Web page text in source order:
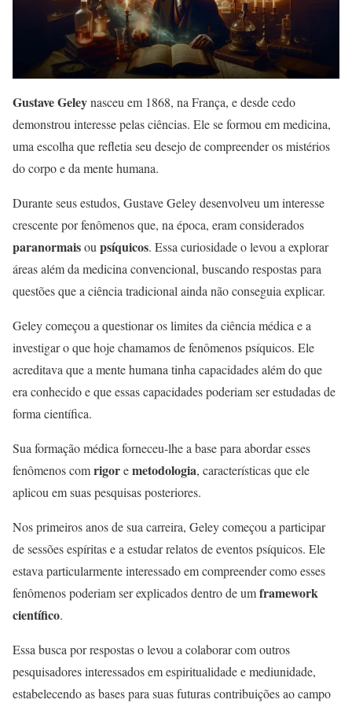
Gustave Geleynasceu em 1868, na França, e desde cedo
demonstrou interesse pelas ciências. Ele se formou em medicina,
uma escolha que refletia seu desejo de compreender os mistérios
do corpo e da mente humana.
Durante seus estudos, Gustave Geley desenvolveu um interesse
crescente por fenômenos que, na época, eram considerados
paranormaisou psíquicos. Essa curiosidade o levou a explorar
áreas além da medicina convencional, buscando respostas para
questões que a ciência tradicional ainda não conseguia explicar.
Geley começou a questionar os limites da ciência médica e a
investigar o que hoje chamamos de fenômenos psíquicos. Ele
acreditava que a mente humana tinha capacidades além do que
era conhecido e que essas capacidades poderiam ser estudadas de
forma científica.
Sua formação médica forneceu-lhe a base para abordar esses
fenômenos comrigoremetodologia, características que ele
aplicou em suas pesquisas posteriores.
Nos primeiros anos de sua carreira, Geley começou a participar
de sessões espíritas e a estudar relatos de eventos psíquicos. Ele
estava particularmente interessado em compreender como esses
fenômenos poderiam ser explicados dentro de umframework
científico.
Essa busca por respostas o levou a colaborar com outros
pesquisadores interessados em espiritualidade e mediunidade,
estabelecendo as bases para suas futuras contribuições ao campo